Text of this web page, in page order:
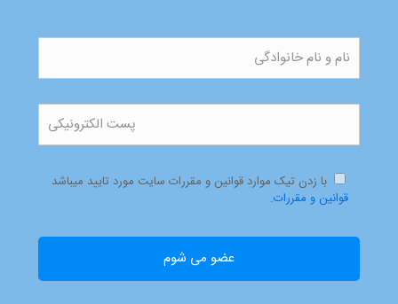
با زدن تیک موارد قوانین و مقررات سایت مورد تایید میباشد
قوانین و مقررات.